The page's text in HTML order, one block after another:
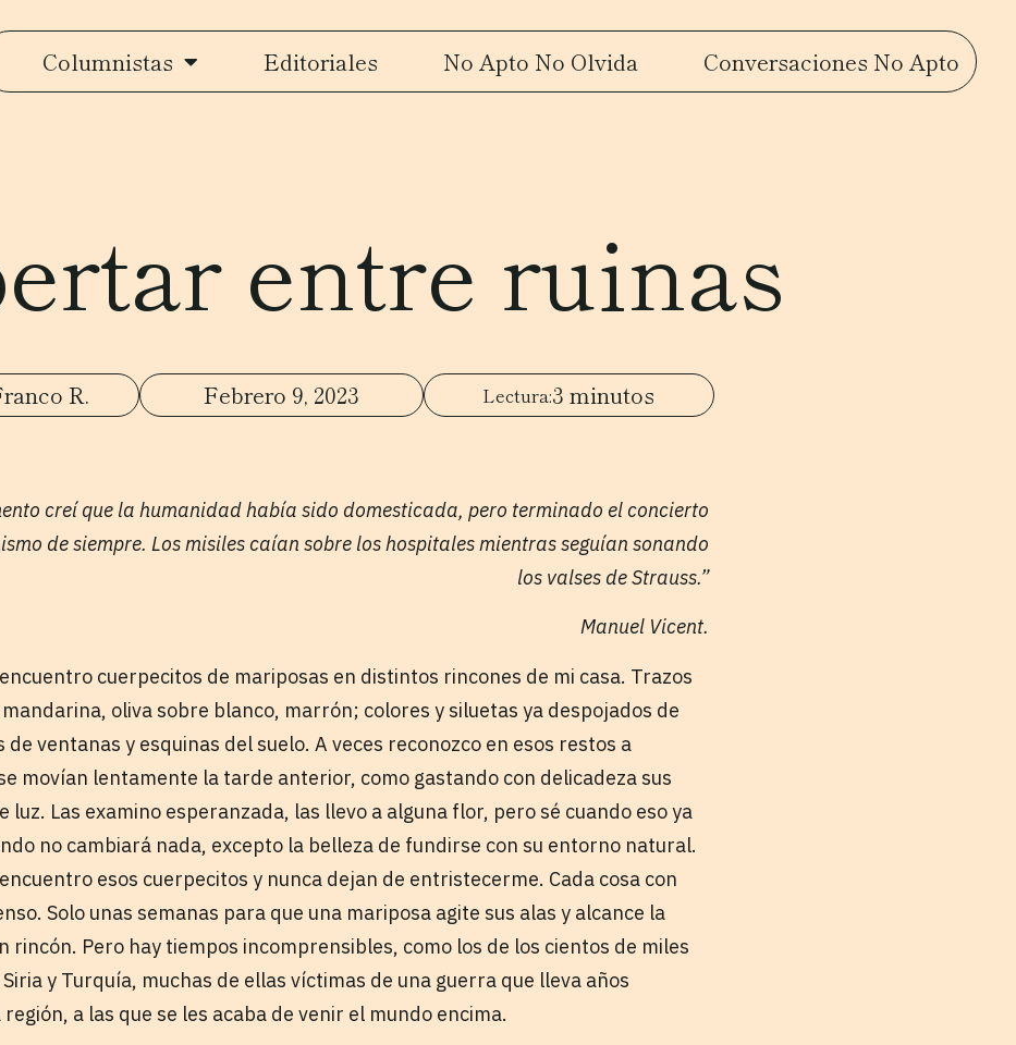
Columnistas Editoriales No Apto No Olvida Conversaciones No Apto
entre ruinas
R. Febrero 9, 2023 3 minutos
creí que la humanidad había sido domesticada, pero terminado el concierto
de siempre. Los misiles caían sobre los hospitales mientras seguían sonando
los valses de Strauss.”
Manuel Vicent.
cuerpecitos de mariposas en distintos rincones de mi casa. Trazos
oliva sobre blanco, marrón; colores y siluetas ya despojados de
ventanas y esquinas del suelo. A veces reconozco en esos restos a
movían lentamente la tarde anterior, como gastando con delicadeza sus
luz. Las examino esperanzada, las llevo a alguna flor, pero sé cuando eso ya
no cambiará nada, excepto la belleza de fundirse con su entorno natural.
esos cuerpecitos y nunca dejan de entristecerme. Cada cosa con
Solo unas semanas para que una mariposa agite sus alas y alcance la
rincón. Pero hay tiempos incomprensibles, como los de los cientos de miles
y Turquía, muchas de ellas víctimas de una guerra que lleva años
a las que se les acaba de venir el mundo encima.